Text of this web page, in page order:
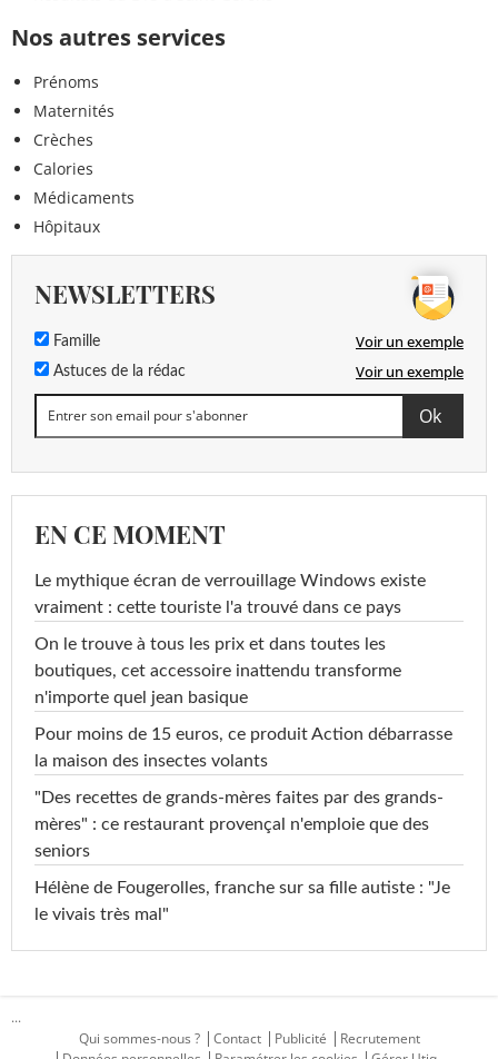
Nos autres services
Prénoms
Maternités
Crèches
Calories
Médicaments
Hôpitaux
NEWSLETTERS
Famille Voir un exemple
Astuces de la rédac Voir un exemple
EN CE MOMENT
Le mythique écran de verrouillage Windows existe
vraiment : cette touriste l'a trouvé dans ce pays
On le trouve à tous les prix et dans toutes les
boutiques, cet accessoire inattendu transforme
n'importe quel jean basique
Pour moins de 15 euros, ce produit Action débarrasse
la maison des insectes volants
"Des recettes de grands-mères faites par des grands-
mères" : ce restaurant provençal n'emploie que des
seniors
Hélène de Fougerolles, franche sur sa fille autiste : "Je
le vivais très mal"
...
Qui sommes-nous ?
Contact Publicité
Recrutement